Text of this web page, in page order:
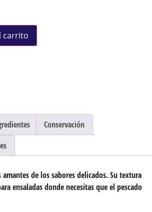
carrito
Conservación
de los sabores delicados.Su textura
ensaladas donde necesitas que el pescado